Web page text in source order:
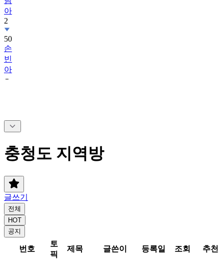
아
2
50
손
빈
아
충청도 지역방
글쓰기
전체
HOT
공지
번호
토
픽
제목 글쓴이 등록일 조회 추천